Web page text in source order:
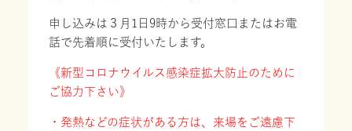
申し込みは３月1日9時から受付窓口またはお電
話で先着順に受付いたします。
《新型コロナウイルス感染症拡大防止のために
ご協力下さい》
・発熱などの症状がある方は、来場をご遠慮下